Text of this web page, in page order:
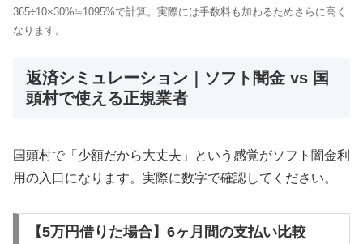
365÷10×30%≒1095%で計算。実際には手数料も加わるためさらに高く
なります。
返済シミュレーション｜ソフト闇金 vs 国
頭村で使える正規業者
国頭村で「少額だから大丈夫」という感覚がソフト闇金利
用の入口になります。実際に数字で確認してください。
【5万円借りた場合】6ヶ月間の支払い比較